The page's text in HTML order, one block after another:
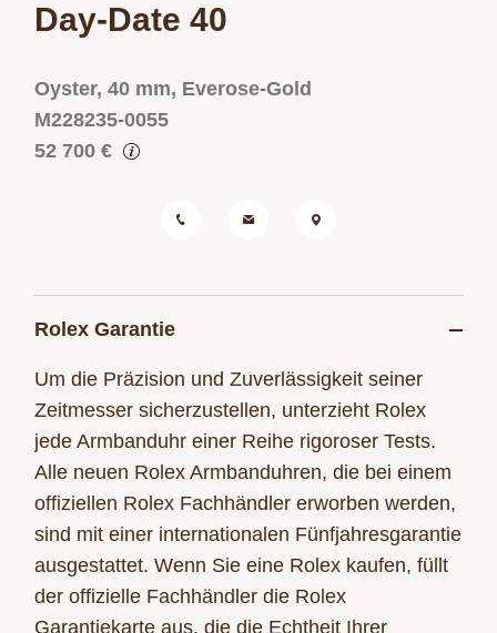
Day-Date 40
Oyster, 40 mm, Everose-Gold
M228235-0055
52 700 €
Rolex Garantie
Um die Präzision und Zuverlässigkeit seiner
Zeitmesser sicherzustellen, unterzieht Rolex
jede Armbanduhr einer Reihe rigoroser Tests.
Alle neuen Rolex Armbanduhren, die bei einem
offiziellen Rolex Fachhändler erworben werden,
sind mit einer internationalen Fünfjahresgarantie
ausgestattet. Wenn Sie eine Rolex kaufen, füllt
der offizielle Fachhändler die Rolex
Garantiekarte aus, die die Echtheit Ihrer